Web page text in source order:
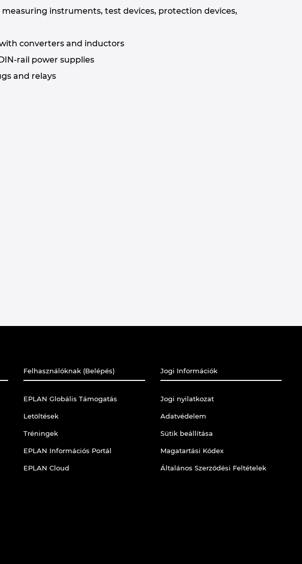
measuring instruments, test devices, protection devices,
with converters and inductors
rail power supplies
and relays
Felhasználóknak (Belépés)
EPLAN Globális Támogatás
Letöltések
Tréningek
EPLAN Információs Portál
EPLAN Cloud
Jogi Információk
Jogi nyilatkozat
Adatvédelem
Sütik beállítása
Magatartási Kódex
Általános Szerződési Feltételek